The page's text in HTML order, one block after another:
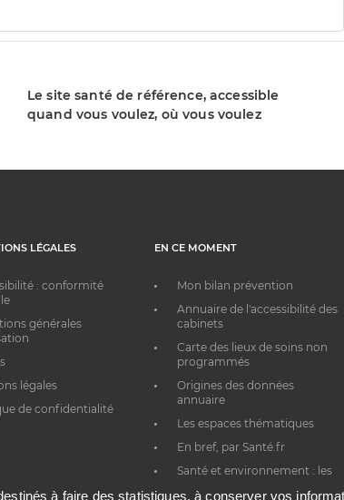
Le site santé de référence, accessible
quand vous voulez, où vous voulez
LÉGALES
: conformité
générales
légales
de confidentialité
EN CE MOMENT
Mon bilan prévention
Annuaire de l'accessibilité des
cabinets
Carte des lieux de soins non
programmés
Origines des données
annuaire
Les espaces thématiques
En bref, par Santé.fr
Santé et environnement : les
à faire des statistiques, à conserver vos